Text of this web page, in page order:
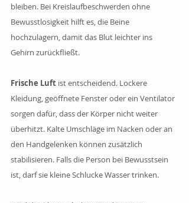
bleiben. Bei Kreislaufbeschwerden ohne
Bewusstlosigkeit hilft es, die Beine
hochzulagern, damit das Blut leichter ins
Gehirn zurückfließt.
Frische Luft ist entscheidend. Lockere
Kleidung, geöffnete Fenster oder ein Ventilator
sorgen dafür, dass der Körper nicht weiter
überhitzt. Kalte Umschläge im Nacken oder an
den Handgelenken können zusätzlich
stabilisieren. Falls die Person bei Bewusstsein
ist, darf sie kleine Schlucke Wasser trinken.